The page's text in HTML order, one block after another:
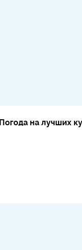
Погода на лучших